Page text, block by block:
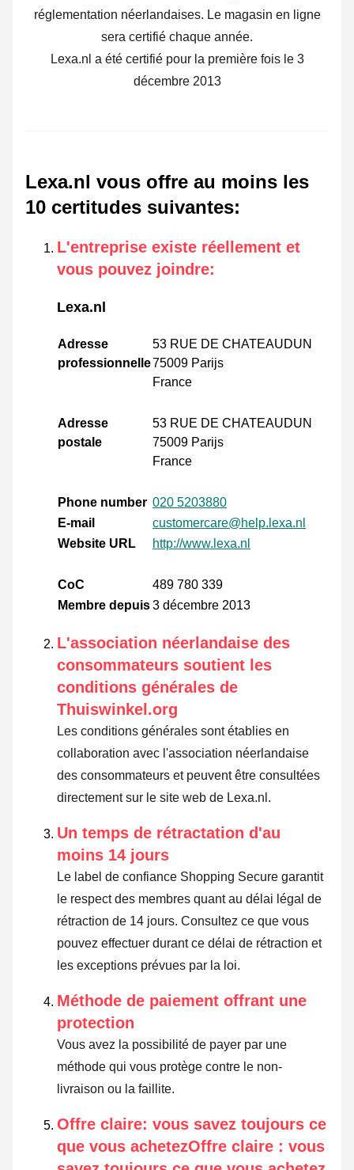
réglementation néerlandaises. Le magasin en ligne
sera certifié chaque année.
Lexa.nl a été certifié pour la première fois le 3
décembre 2013
Lexa.nl vous offre au moins les
10 certitudes suivantes:
L'entreprise existe réellement et
vous pouvez joindre:
Lexa.nl
Adresse
professionnelle
53 RUE DE CHATEAUDUN
75009 Parijs
France
Adresse
postale
53 RUE DE CHATEAUDUN
75009 Parijs
France
Phone number 020 5203880
E-mail
customercare@help.lexa.nl
Website URL
http://www.lexa.nl
CoC
489 780 339
Membre depuis3 décembre 2013
L'association néerlandaise des
consommateurs soutient les
conditions générales de
Thuiswinkel.org
Les conditions générales sont établies en
collaboration avec l'association néerlandaise
des consommateurs et peuvent être consultées
directement sur le site web de Lexa.nl.
Un temps de rétractation d'au
moins 14 jours
Le label de confiance Shopping Secure garantit
le respect des membres quant au délai légal de
rétraction de 14 jours. Consultez ce que vous
pouvez effectuer durant ce délai de rétraction et
les exceptions prévues par la loi.
Méthode de paiement offrant une
protection
Vous avez la possibilité de payer par une
méthode qui vous protège contre le non-
livraison ou la faillite.
Offre claire: vous savez toujours ce
que vous achetezOffre claire : vous